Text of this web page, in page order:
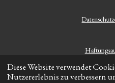
Diese Website verwendet
Nutzererlebnis zu verbessern